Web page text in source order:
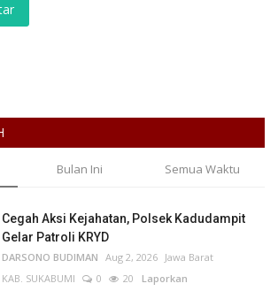
Bulan Ini Semua Waktu
Cegah Aksi Kejahatan, Polsek Kadudampit
Gelar Patroli KRYD
DARSONO BUDIMAN Aug 2, 2026 Jawa Barat
KAB. SUKABUMI
0 20 Laporkan